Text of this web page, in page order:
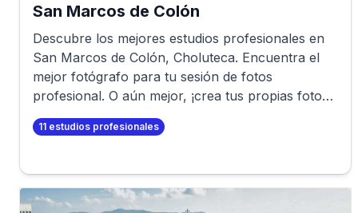
San Marcos de Colón
Descubre los mejores estudios profesionales en
San Marcos de Colón, Choluteca. Encuentra el
mejor fotógrafo para tu sesión de fotos
profesional. O aún mejor, ¡crea tus propias fotos
profesionales en minutos!
11 estudios profesionales